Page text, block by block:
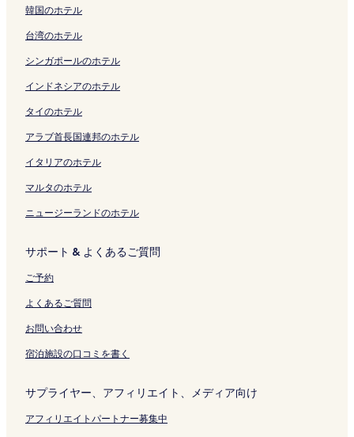
く
リ
ン
ク
a
o
k
e
5
a
k
i
n
g
ペ
を
開
く
リ
ク
ク
ン
ク
ペ
ー
ジ
を
く
ン
開
く
リ
ン
く
リ
ン
ク
ン
ク
a
r
d
e
t
w
r
H
o
t
l
ー
ジ
を
開
リ
ク
の
ペ
ー
ジ
開
リ
ク
開
く
リ
ン
ー
ジ
を
開
リ
ク
韓国のホテル
台湾のホテル
シンガポールのホテル
インドネシアのホテル
タイのホテル
アラブ首長国連邦のホテル
イタリアのホテル
マルタのホテル
ニュージーランドのホテル
サポート & よくあるご質問
ご予約
よくあるご質問
お問い合わせ
宿泊施設の口コミを書く
サプライヤー、アフィリエイト、メディア向け
アフィリエイトパートナー募集中